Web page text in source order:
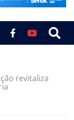
revitaliza